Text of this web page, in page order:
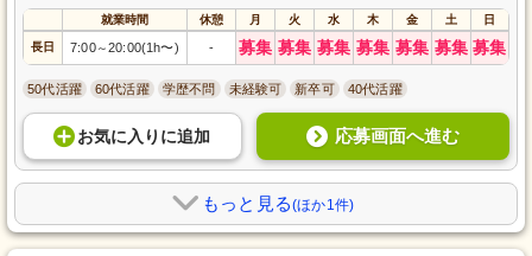
就業時間 休憩 月 火 水 木 金 土 日
長日 7:00～20:00(1h〜) - 募集 募集 募集 募集 募集 募集 募集
50代活躍 60代活躍 学歴不問 未経験可 新卒可 40代活躍
お気に入り に追加 応募画面へ進む
もっと見る(ほか1件)